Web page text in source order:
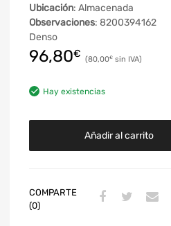
Ubicación: Almacenada
Observaciones: 8200394162
Denso
96,80€ 80,00€
Hay existencias
Añadir al carrito
COMPARTE
(0)